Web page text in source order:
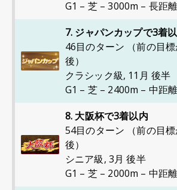
G1 – 芝 – 3000m – 長距離
7. ジャパンカップで3着
46目のターン （前の目
後）
クラシック級, 11月 後半
G1 – 芝 – 2400m – 中距離
8. 大阪杯で3着以内
54目のターン （前の目
後）
シニア級, 3月 後半
G1 – 芝 – 2000m – 中距離